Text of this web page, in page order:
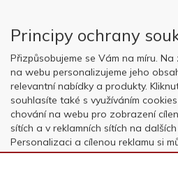
Copyright © OK AVIATION Base,
shop
Principy ochrany
Přizpůsobujeme se Vám na míru.
na webu personalizujeme jeho
relevantní nabídky a produkty.
souhlasíte také s využíváním
chování na webu pro zobrazení
sítích a v reklamních sítích na
Personalizaci a cílenou reklamu si
nebo kdykoli vypnout po kliknutí na